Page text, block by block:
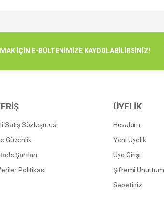
Gönder
İÇİN E-BÜLTENİMİZE KAYDOLABİLİRSİNİZ!
Satış Sözleşmesi
Güvenlik
Şartları
Politikası
ÜYELİK
Hesabım
Yeni Üyelik
Üye Girişi
Şifremi Unuttum
Sepetiniz